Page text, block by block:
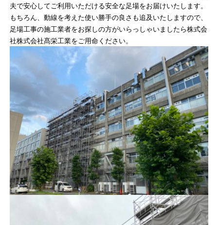
夫で安心してご利用いただける安全な足場をお届けいたします。
もちろん、動線を考えた使い勝手の良さも追及いたしますので、
足場工事の施工業者をお探しの方がいらっしゃいましたら株式会
社株式会社髙栄工業をご用命ください。